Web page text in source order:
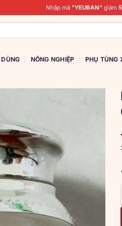
Nhập mã "YEUBAN" giảm
NÔNG NGHIỆP PHỤ TÙNG